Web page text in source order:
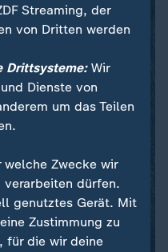
Streaming, der
von Dritten werden
Drittsysteme:Wir
Dienste von
um das Teilen
Zwecke wir
verarbeiten dürfen.
genutztes Gerät. Mit
Zustimmung zu
für die wir deine